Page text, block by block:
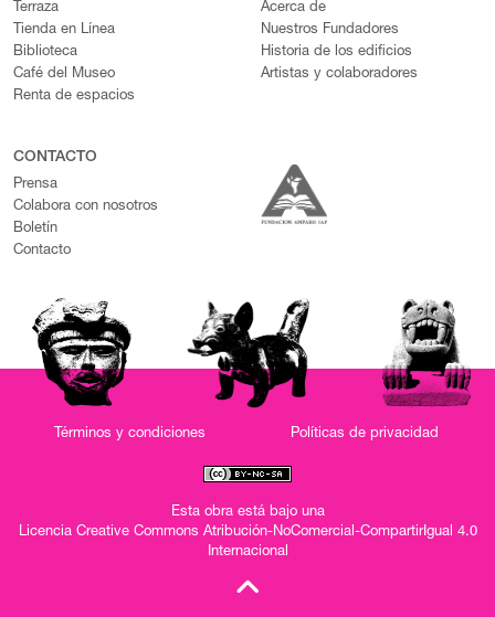
Terraza
Tienda en Línea
Biblioteca
Café del Museo
Renta de espacios
Acerca de
Nuestros Fundadores
Historia de los edificios
Artistas y colaboradores
CONTACTO
Prensa
Colabora con nosotros
Boletín
Contacto
Términos y condiciones Políticas de privacidad
Esta obra está bajo una
Licencia Creative Commons Atribución-NoComercial-CompartirIgual 4.0
Internacional